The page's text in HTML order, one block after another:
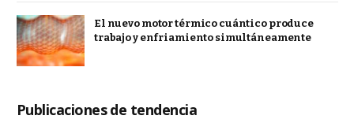
El nuevo motor térmico cuántico produce
trabajo y enfriamiento simultáneamente
Publicaciones de tendencia